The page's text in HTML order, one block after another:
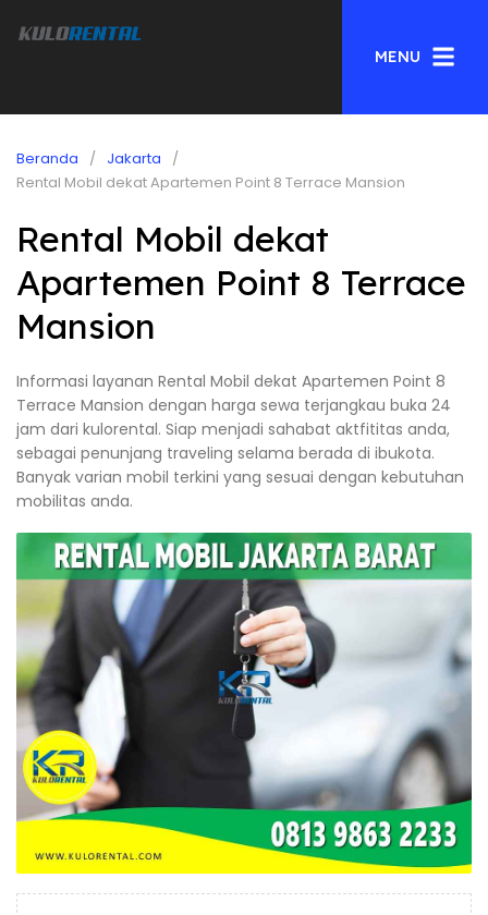
MENU
Beranda
Jakarta
Rental Mobil dekat Apartemen Point 8 Terrace Mansion
Rental Mobil dekat
Apartemen Point 8 Terrace
Mansion
Informasi layanan Rental Mobil dekat Apartemen Point 8
Terrace Mansion dengan harga sewa terjangkau buka 24
jam dari kulorental. Siap menjadi sahabat aktfititas anda,
sebagai penunjang traveling selama berada di ibukota.
Banyak varian mobil terkini yang sesuai dengan kebutuhan
mobilitas anda.